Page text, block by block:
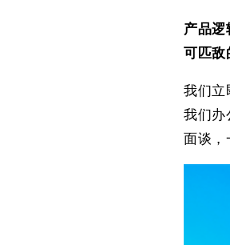
产品
可匹敌
我们立
我们办
面谈，